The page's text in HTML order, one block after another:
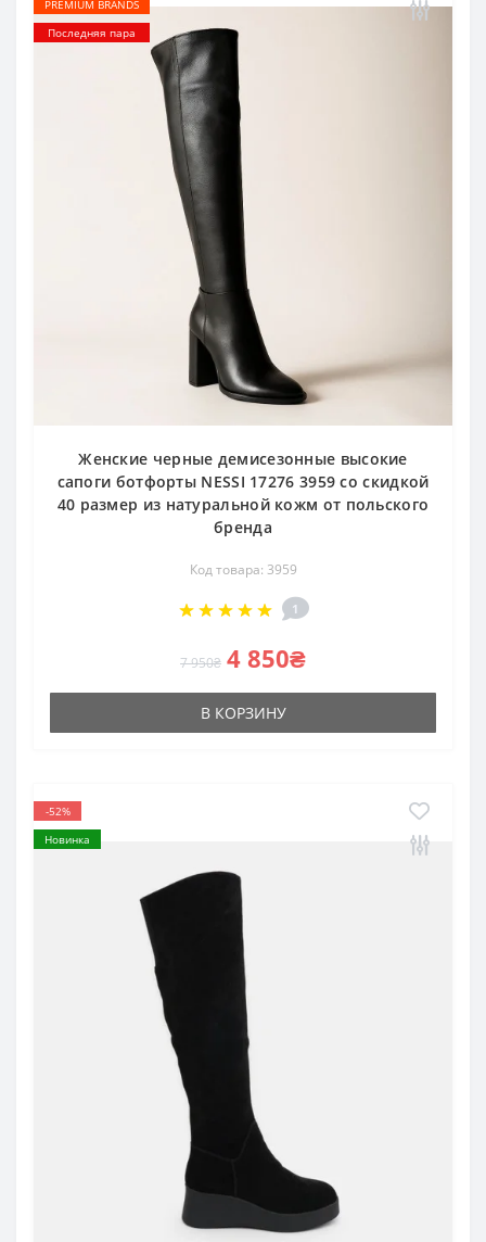
PREMIUM BRANDS
Последняя пара
Женские черные демисезонные высокие
сапоги ботфорты NESSI 17276 3959 со скидкой
40 размер из натуральной кожм от польского
бренда
Код товара: 3959
1
7 950₴ 4 850₴
В КОРЗИНУ
-52%
Новинка